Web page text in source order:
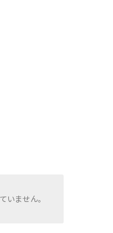
いません。